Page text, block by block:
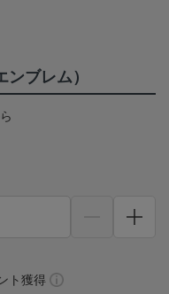
ブレム）
ト獲得